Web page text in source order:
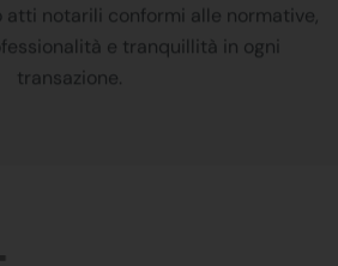
notarili conformi alle normative,
e tranquillità in ogni
transazione.